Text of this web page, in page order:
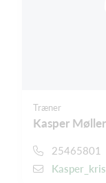
Træner
Kasper
25465801